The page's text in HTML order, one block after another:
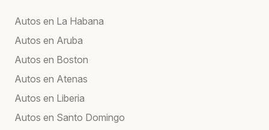
Autos en La Habana
Autos en Aruba
Autos en Boston
Autos en Atenas
Autos en Liberia
Autos en Santo Domingo